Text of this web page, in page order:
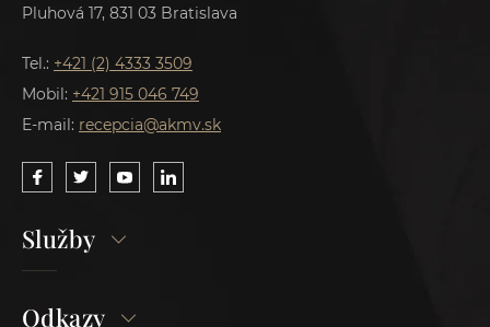
Pluhová 17, 831 03 Bratislava
Tel.: +421 (2) 4333 3509
Mobil: +421 915 046 749
E-mail: recepcia@akmv.sk
Služby
Odkazy